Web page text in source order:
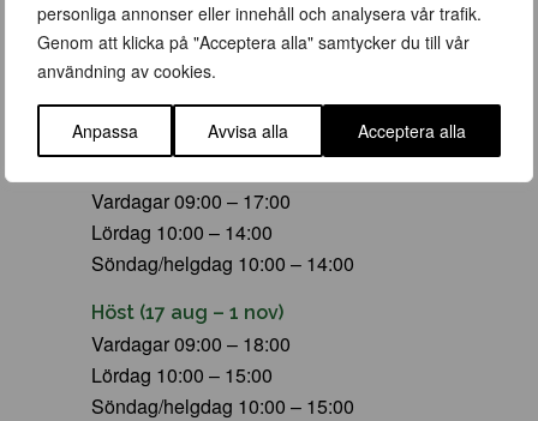
personliga annonser eller innehåll och analysera vår trafik.
Genom att klicka på "Acceptera alla" samtycker du till vår
användning av cookies.
Anpassa Avvisa alla Acceptera alla
Vår (23 mars – 28 juni)
Vardagar 09:00 – 19:00
Lördag 10:00 – 16:00
Söndag/helgdag 10:00 – 16:00
Vardagar 09:00 – 17:00
Lördag 10:00 – 14:00
Söndag/helgdag 10:00 – 14:00
Höst (17 aug – 1 nov)
Vardagar 09:00 – 18:00
Lördag 10:00 – 15:00
Söndag/helgdag 10:00 – 15:00